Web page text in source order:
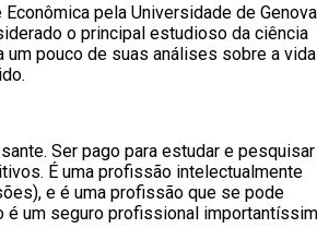
pela Universidade de
o principal estudioso da ciência
pouco de suas análises sobre a vida
Ser pago para estudar e
É uma profissão intelectualmente
e é uma profissão que se pode
é um seguro profissional